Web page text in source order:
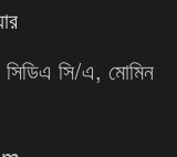
সি/এ, মোমিন